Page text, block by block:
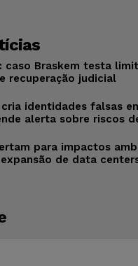
caso Braskem testa
recuperação judicial
identidades falsas
alerta sobre riscos
para impactos
de data